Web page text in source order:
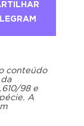
conteúdo
98 e
A